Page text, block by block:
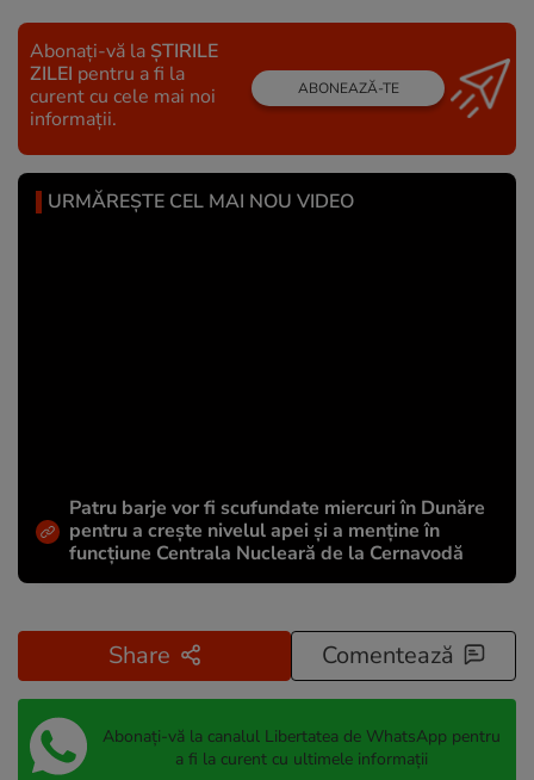
Abonați-vă la ȘTIRILE
ZILEI pentru a fi la
curent cu cele mai noi
informații.
ABONEAZĂ-TE
URMĂREȘTE CEL MAI NOU VIDEO
Patru barje vor fi scufundate miercuri în Dunăre
pentru a crește nivelul apei și a menține în
funcțiune Centrala Nucleară de la Cernavodă
Share Comentează
Abonați-vă la canalul Libertatea de WhatsApp pentru
a fi la curent cu ultimele informații